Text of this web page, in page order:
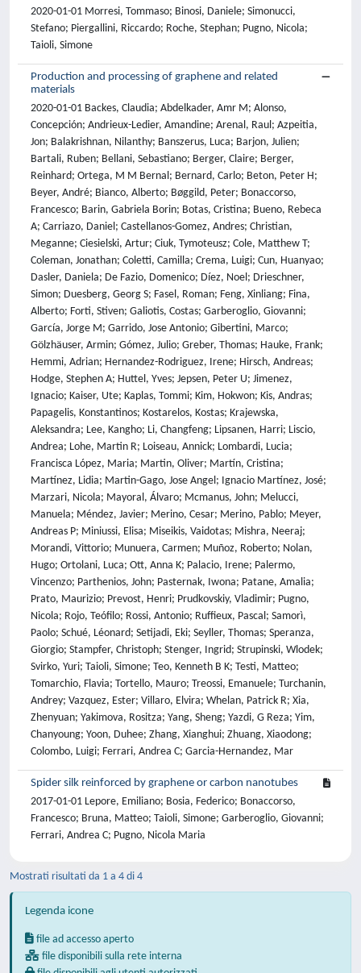
2020-01-01 Morresi, Tommaso; Binosi, Daniele; Simonucci,
Stefano; Piergallini, Riccardo; Roche, Stephan; Pugno, Nicola;
Taioli, Simone
Production and processing of graphene and related
materials
2020-01-01 Backes, Claudia; Abdelkader, Amr M; Alonso,
Concepción; Andrieux-Ledier, Amandine; Arenal, Raul; Azpeitia,
Jon; Balakrishnan, Nilanthy; Banszerus, Luca; Barjon, Julien;
Bartali, Ruben; Bellani, Sebastiano; Berger, Claire; Berger,
Reinhard; Ortega, M M Bernal; Bernard, Carlo; Beton, Peter H;
Beyer, André; Bianco, Alberto; Bøggild, Peter; Bonaccorso,
Francesco; Barin, Gabriela Borin; Botas, Cristina; Bueno, Rebeca
A; Carriazo, Daniel; Castellanos-Gomez, Andres; Christian,
Meganne; Ciesielski, Artur; Ciuk, Tymoteusz; Cole, Matthew T;
Coleman, Jonathan; Coletti, Camilla; Crema, Luigi; Cun, Huanyao;
Dasler, Daniela; De Fazio, Domenico; Díez, Noel; Drieschner,
Simon; Duesberg, Georg S; Fasel, Roman; Feng, Xinliang; Fina,
Alberto; Forti, Stiven; Galiotis, Costas; Garberoglio, Giovanni;
García, Jorge M; Garrido, Jose Antonio; Gibertini, Marco;
Gölzhäuser, Armin; Gómez, Julio; Greber, Thomas; Hauke, Frank;
Hemmi, Adrian; Hernandez-Rodriguez, Irene; Hirsch, Andreas;
Hodge, Stephen A; Huttel, Yves; Jepsen, Peter U; Jimenez,
Ignacio; Kaiser, Ute; Kaplas, Tommi; Kim, Hokwon; Kis, Andras;
Papagelis, Konstantinos; Kostarelos, Kostas; Krajewska,
Aleksandra; Lee, Kangho; Li, Changfeng; Lipsanen, Harri; Liscio,
Andrea; Lohe, Martin R; Loiseau, Annick; Lombardi, Lucia;
Francisca López, Maria; Martin, Oliver; Martín, Cristina;
Martínez, Lidia; Martin-Gago, Jose Angel; Ignacio Martínez, José;
Marzari, Nicola; Mayoral, Álvaro; Mcmanus, John; Melucci,
Manuela; Méndez, Javier; Merino, Cesar; Merino, Pablo; Meyer,
Andreas P; Miniussi, Elisa; Miseikis, Vaidotas; Mishra, Neeraj;
Morandi, Vittorio; Munuera, Carmen; Muñoz, Roberto; Nolan,
Hugo; Ortolani, Luca; Ott, Anna K; Palacio, Irene; Palermo,
Vincenzo; Parthenios, John; Pasternak, Iwona; Patane, Amalia;
Prato, Maurizio; Prevost, Henri; Prudkovskiy, Vladimir; Pugno,
Nicola; Rojo, Teófilo; Rossi, Antonio; Ruffieux, Pascal; Samorì,
Paolo; Schué, Léonard; Setijadi, Eki; Seyller, Thomas; Speranza,
Giorgio; Stampfer, Christoph; Stenger, Ingrid; Strupinski, Wlodek;
Svirko, Yuri; Taioli, Simone; Teo, Kenneth B K; Testi, Matteo;
Tomarchio, Flavia; Tortello, Mauro; Treossi, Emanuele; Turchanin,
Andrey; Vazquez, Ester; Villaro, Elvira; Whelan, Patrick R; Xia,
Zhenyuan; Yakimova, Rositza; Yang, Sheng; Yazdi, G Reza; Yim,
Chanyoung; Yoon, Duhee; Zhang, Xianghui; Zhuang, Xiaodong;
Colombo, Luigi; Ferrari, Andrea C; Garcia-Hernandez, Mar
Spider silk reinforced by graphene or carbon nanotubes
2017-01-01 Lepore, Emiliano; Bosia, Federico; Bonaccorso,
Francesco; Bruna, Matteo; Taioli, Simone; Garberoglio, Giovanni;
Ferrari, Andrea C; Pugno, Nicola Maria
Mostrati risultati da 1 a 4 di 4
Legenda icone
file ad accesso aperto
file disponibili sulla rete interna